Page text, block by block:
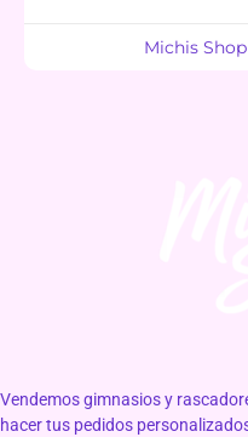
Michis Shop
Vendemos gimnasios y
hacer tus pedidos